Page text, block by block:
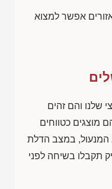
אפשר למצוא
שלנו והם זהים
מוצגים כטווחים
המנעול, במצב הדלת
תקבלו בשיחה לפני